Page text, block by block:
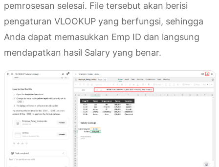
pemrosesan selesai. File tersebut akan berisi
pengaturan VLOOKUP yang berfungsi, sehingga
Anda dapat memasukkan Emp ID dan langsung
mendapatkan hasil Salary yang benar.